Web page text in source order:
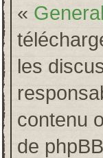
«
les
contenu
de